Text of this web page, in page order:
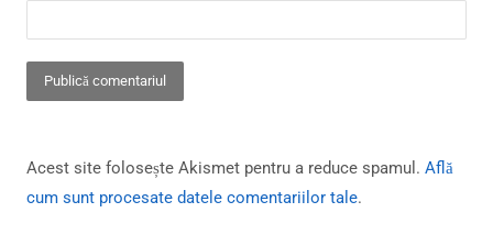
Acest site folosește Akismet pentru a reduce spamul. Află
cum sunt procesate datele comentariilor tale.